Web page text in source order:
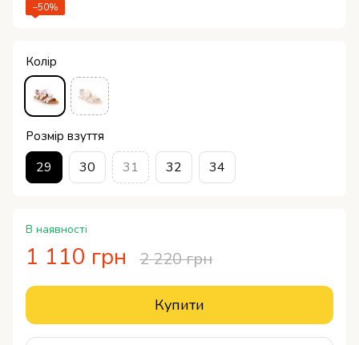
−50%
Колір
Розмір взуття
29 30 31 32 34
В наявності
1 110 грн 2 220 грн
Купити